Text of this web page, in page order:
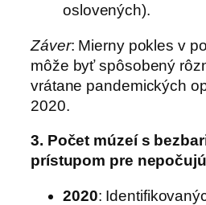
oslovených).
Záver: Mierny pokles v
môže byť spôsobený
vrátane pandemických
2020.
3. Počet múzeí s
prístupom pre
2020: